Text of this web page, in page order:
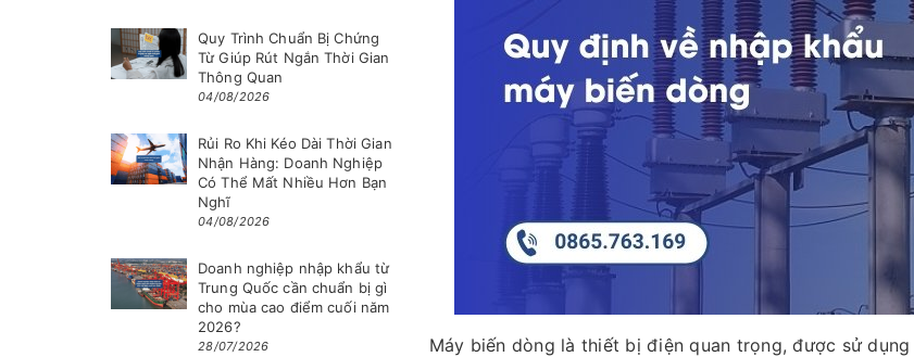
Máy biến dòng là thiết bị điện quan trọng, được sử
Quy Trình Chuẩn Bị Chứng
Từ Giúp Rút Ngắn Thời Gian
Thông Quan
04/08/2026
Rủi Ro Khi Kéo Dài Thời Gian
Nhận Hàng: Doanh Nghiệp
Có Thể Mất Nhiều Hơn Bạn
Nghĩ
04/08/2026
Doanh nghiệp nhập khẩu từ
Trung Quốc cần chuẩn bị gì
cho mùa cao điểm cuối năm
2026?
28/07/2026